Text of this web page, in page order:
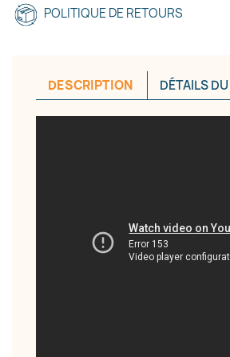
POLITIQUE DE RETOURS
DESCRIPTION DÉTAILS